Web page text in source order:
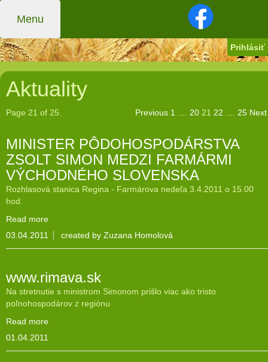
Menu
Prihlásiť
Aktuality
Page 21 of 25. Previous 1 20 21 22 25 Next
MINISTER PÔDOHOSPODÁRSTVA
ZSOLT SIMON MEDZI FARMÁRMI
VÝCHODNÉHO SLOVENSKA
Rozhlasová stanica Regina - Farmárova nedeľa 3.4.2011 o 15.00
hod.
Read more
03.04.2011
created by Zuzana Homolová
www.rimava.sk
Na stretnutie s ministrom Simonom prišlo viac ako tristo
poľnohospodárov z regiónu
Read more
01.04.2011